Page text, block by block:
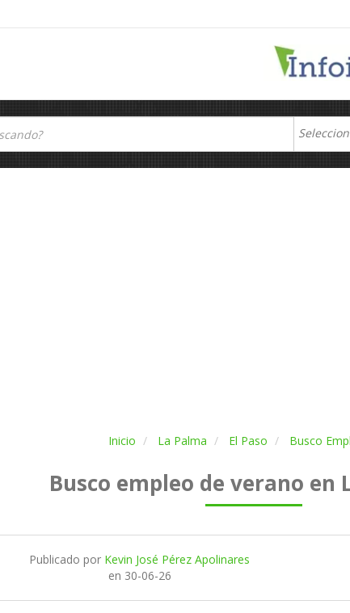
Inicio La Palma El Paso Busco
Busco empleo de verano en
Publicado por Kevin José Pérez Apolinares
en 30-06-26